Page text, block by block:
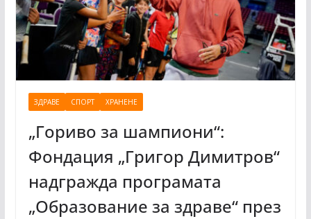
ЗДРАВЕ СПОРТ ХРАНЕНЕ
„Гориво за шампиони“:
Фондация „Григор Димитров“
надгражда програмата
„Образование за здраве“ през